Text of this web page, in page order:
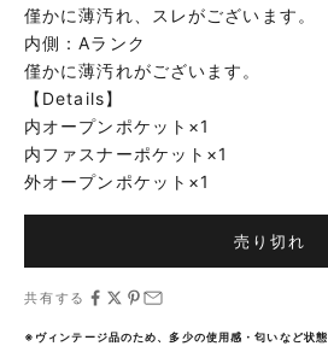
僅かに薄汚れ、スレがございます。
内側：Aランク
僅かに薄汚れがございます。
【Details】
内オープンポケット×1
内ファスナーポケット×1
外オープンポケット×1
売り切れ
共有する
※ヴィンテージ品のため、多少の使用感・匂いなど状